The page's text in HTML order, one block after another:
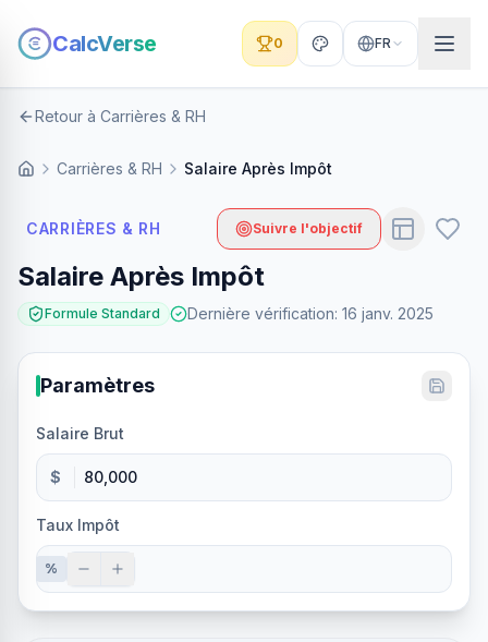
CalcVerse 0 FR
Retour à Carrières & RH
Carrières & RH Salaire Après Impôt
CARRIÈRES & RH Suivre l'objectif
Salaire Après Impôt
Formule Standard Dernière vérification: 16 janv. 2025
Paramètres
Salaire Brut
$
Taux Impôt
%